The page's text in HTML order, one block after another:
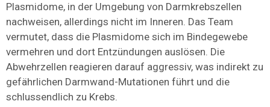
Plasmidome, in der Umgebung von Darmkrebszellen
nachweisen, allerdings nicht im Inneren. Das Team
vermutet, dass die Plasmidome sich im Bindegewebe
vermehren und dort Entzündungen auslösen. Die
Abwehrzellen reagieren darauf aggressiv, was indirekt zu
gefährlichen Darmwand-Mutationen führt und die
schlussendlich zu Krebs.